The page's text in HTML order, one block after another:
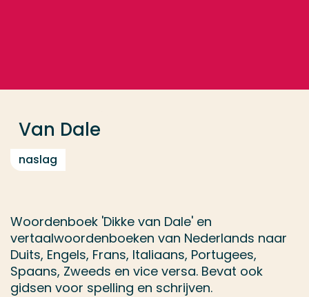
Van Dale
naslag
Woordenboek 'Dikke van Dale' en
vertaalwoordenboeken van Nederlands naar
Duits, Engels, Frans, Italiaans, Portugees,
Spaans, Zweeds en vice versa. Bevat ook
gidsen voor spelling en schrijven.
Contact